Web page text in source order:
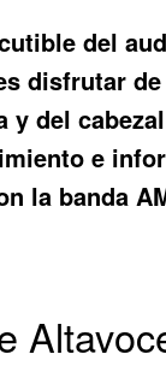
del
disfrutar
del
e
la banda